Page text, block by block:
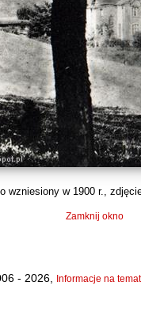
wzniesiony w 1900 r.,
Zamknij okno
- 2026, Informacje na